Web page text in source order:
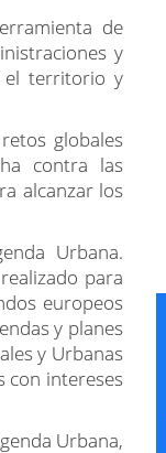
de
y
el territorio y
globales
contra las
alcanzar los
Urbana.
para
europeos
y planes
y Urbanas
con intereses
Urbana,